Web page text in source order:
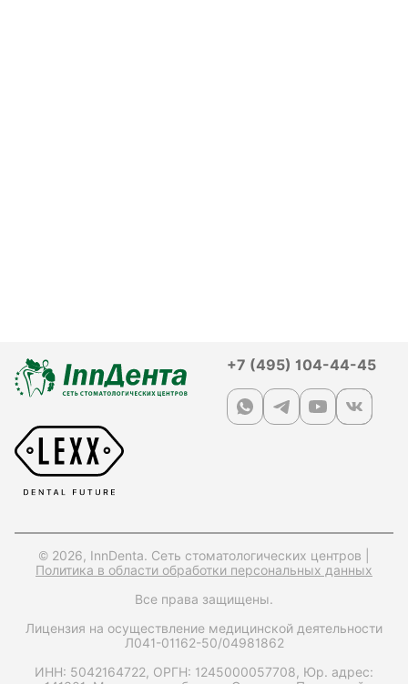
+7 (495) 104-44-45
© 2026, InnDenta. Сеть стоматологических центров |
Политика в области обработки персональных данных
Все права защищены.
Лицензия на осуществление медицинской деятельности
Л041-01162-50/04981862
ИНН: 5042164722, ОРГН: 1245000057708, Юр. адрес: